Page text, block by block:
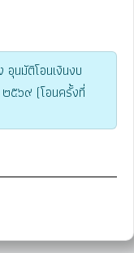
อุนมัติโอนเงินงบ
๕๖๙ (โอนครั้งที่